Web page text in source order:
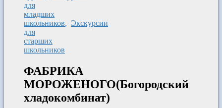
для
младших
школьников, Экскурсии
для
старших
школьников
ФАБРИКА
МОРОЖЕНОГО(Богородский
хладокомбинат)